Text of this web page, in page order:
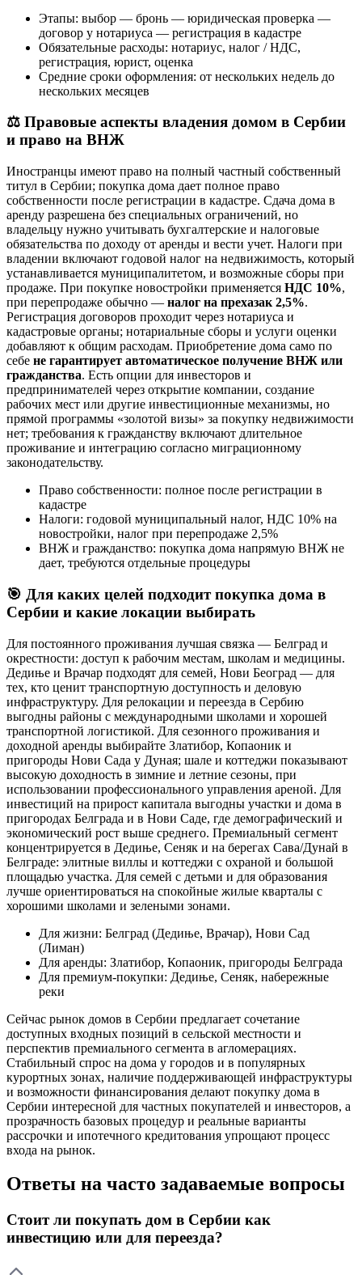
Этапы: выбор — бронь — юридическая проверка —
договор у нотариуса — регистрация в кадастре
Обязательные расходы: нотариус, налог / НДС,
регистрация, юрист, оценка
Средние сроки оформления: от нескольких недель до
нескольких месяцев
⚖️ Правовые аспекты владения домом в Сербии
и право на ВНЖ
Иностранцы имеют право на полный частный собственный
титул в Сербии; покупка дома дает полное право
собственности после регистрации в кадастре. Сдача дома в
аренду разрешена без специальных ограничений, но
владельцу нужно учитывать бухгалтерские и налоговые
обязательства по доходу от аренды и вести учет. Налоги при
владении включают годовой налог на недвижимость, который
устанавливается муниципалитетом, и возможные сборы при
продаже. При покупке новостройки применяется НДС 10%,
при перепродаже обычно — налог на прехазак 2,5%.
Регистрация договоров проходит через нотариуса и
кадастровые органы; нотариальные сборы и услуги оценки
добавляют к общим расходам. Приобретение дома само по
себе не гарантирует автоматическое получение ВНЖ или
гражданства. Есть опции для инвесторов и
предпринимателей через открытие компании, создание
рабочих мест или другие инвестиционные механизмы, но
прямой программы «золотой визы» за покупку недвижимости
нет; требования к гражданству включают длительное
проживание и интеграцию согласно миграционному
законодательству.
Право собственности: полное после регистрации в
кадастре
Налоги: годовой муниципальный налог, НДС 10% на
новостройки, налог при перепродаже 2,5%
ВНЖ и гражданство: покупка дома напрямую ВНЖ не
дает, требуются отдельные процедуры
🎯 Для каких целей подходит покупка дома в
Сербии и какие локации выбирать
Для постоянного проживания лучшая связка — Белград и
окрестности: доступ к рабочим местам, школам и медицины.
Дедиње и Врачар подходят для семей, Нови Београд — для
тех, кто ценит транспортную доступность и деловую
инфраструктуру. Для релокации и переезда в Сербию
выгодны районы с международными школами и хорошей
транспортной логистикой. Для сезонного проживания и
доходной аренды выбирайте Златибор, Копаоник и
пригороды Нови Сада у Дуная; шале и коттеджи показывают
высокую доходность в зимние и летние сезоны, при
использовании профессионального управления ареной. Для
инвестиций на прирост капитала выгодны участки и дома в
пригородах Белграда и в Нови Саде, где демографический и
экономический рост выше среднего. Премиальный сегмент
концентрируется в Дедиње, Сеняк и на берегах Сава/Дунай в
Белграде: элитные виллы и коттеджи с охраной и большой
площадью участка. Для семей с детьми и для образования
лучше ориентироваться на спокойные жилые кварталы с
хорошими школами и зелеными зонами.
Для жизни: Белград (Дедиње, Врачар), Нови Сад
(Лиман)
Для аренды: Златибор, Копаоник, пригороды Белграда
Для премиум-покупки: Дедиње, Сеняк, набережные
реки
Сейчас рынок домов в Сербии предлагает сочетание
доступных входных позиций в сельской местности и
перспектив премиального сегмента в агломерациях.
Стабильный спрос на дома у городов и в популярных
курортных зонах, наличие поддерживающей инфраструктуры
и возможности финансирования делают покупку дома в
Сербии интересной для частных покупателей и инвесторов, а
прозрачность базовых процедур и реальные варианты
рассрочки и ипотечного кредитования упрощают процесс
входа на рынок.
Ответы на часто задаваемые вопросы
Стоит ли покупать дом в Сербии как
инвестицию или для переезда?